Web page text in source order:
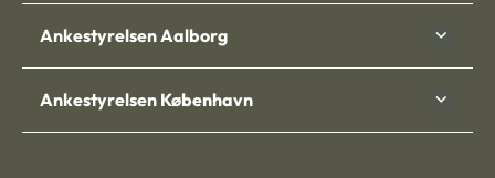
Ankestyrelsen Aalborg
Ankestyrelsen København